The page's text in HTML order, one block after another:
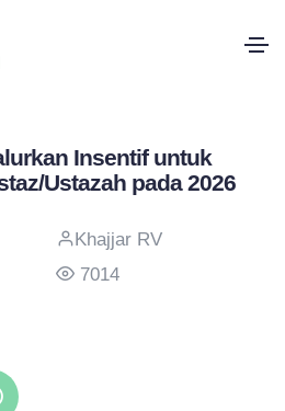
Insentif untuk
Ustazah pada 2026
Khajjar RV
7014